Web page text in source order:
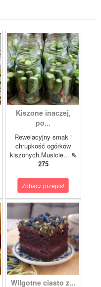
Kiszone inaczej,
po...
Rewelacyjny smak i
chrupkość ogórków
kiszonych.Musicie... ⇖
275
Zobacz przepis!
Wilgotne ciasto z...